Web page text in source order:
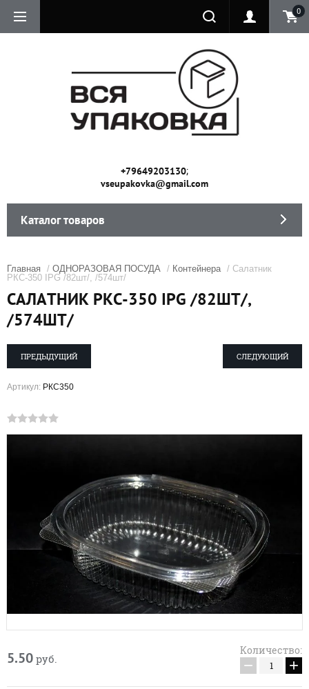
0
+79649203130;
vseupakovka@gmail.com
Каталог товаров
Главная / ОДНОРАЗОВАЯ ПОСУДА / Контейнера / Салатник
РКС-350 IPG /82шт/, /574шт/
САЛАТНИК РКС-350 IPG /82ШТ/,
/574ШТ/
ПРЕДЫДУЩИЙ СЛЕДУЮЩИЙ
Артикул: РКС350
5.50 руб.
Количество:
− +